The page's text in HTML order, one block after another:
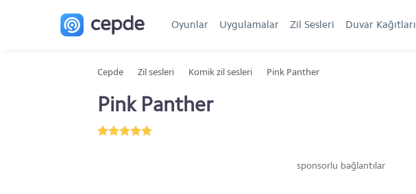
Oyunlar Uygulamalar Zil Sesleri Duvar Kağıtları
Cepde Zil sesleri Komik zil sesleri Pink Panther
Pink Panther
sponsorlu bağlantılar